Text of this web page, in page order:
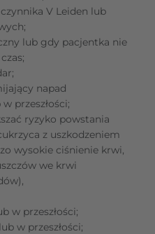
V Leiden lub
lub gdy pacjentka nie
napad
przeszłości;
ryzyko powstania
z uszkodzeniem
wysokie ciśnienie krwi,
we krwi
w przeszłości;
w przeszłości;